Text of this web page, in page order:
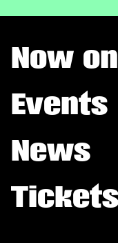
Now
Events
News
Tickets